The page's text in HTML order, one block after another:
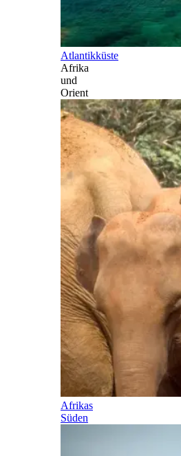
Atlantikküste
Afrika
und
Orient
Afrikas
Süden